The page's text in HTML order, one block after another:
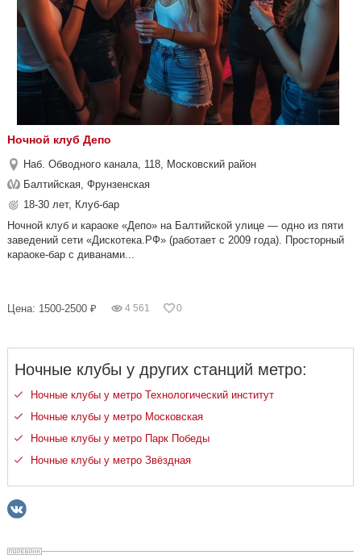
Ночной клуб Депо
Наб. Обводного канала, 118, Московский район
Балтийская, Фрунзенская
18-30 лет, Клуб-бар
Ночной клуб и караоке «Депо» на Балтийской улице — одно из пяти
заведений сети «Дискотека.РФ» (работает с 2009 года). Просторный
караоке-бар с диванами...
Цена: 1500-2500 ₽ 4 561 0
Ночные клубы у других станций метро:
Ночные клубы у метро Технологический институт
Ночные клубы у метро Московская
Ночные клубы у метро Парк Победы
Ночные клубы у метро Звёздная